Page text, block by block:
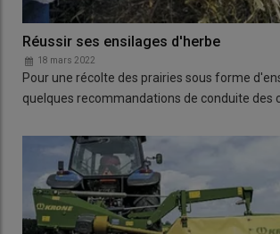
Réussir ses ensilages d'herbe
18 mars 2022
Pour une récolte des prairies sous forme
quelques recommandations de conduite des